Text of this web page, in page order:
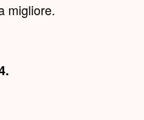
migliore.